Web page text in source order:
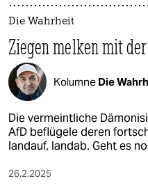
Die Wahrheit
Ziegen melken mit
Kolumne Die
Die vermeintliche
AfD beflügele deren
landauf, landab. Geht es
26.2.2025